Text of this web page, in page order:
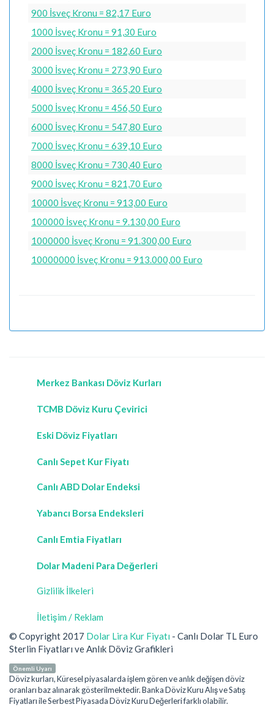
900 İsveç Kronu = 82,17 Euro
1000 İsveç Kronu = 91,30 Euro
2000 İsveç Kronu = 182,60 Euro
3000 İsveç Kronu = 273,90 Euro
4000 İsveç Kronu = 365,20 Euro
5000 İsveç Kronu = 456,50 Euro
6000 İsveç Kronu = 547,80 Euro
7000 İsveç Kronu = 639,10 Euro
8000 İsveç Kronu = 730,40 Euro
9000 İsveç Kronu = 821,70 Euro
10000 İsveç Kronu = 913,00 Euro
100000 İsveç Kronu = 9.130,00 Euro
1000000 İsveç Kronu = 91.300,00 Euro
10000000 İsveç Kronu = 913.000,00 Euro
Merkez Bankası Döviz Kurları
TCMB Döviz Kuru Çevirici
Eski Döviz Fiyatları
Canlı Sepet Kur Fiyatı
Canlı ABD Dolar Endeksi
Yabancı Borsa Endeksleri
Canlı Emtia Fiyatları
Dolar Madeni Para Değerleri
Gizlilik İlkeleri
İletişim / Reklam
© Copyright 2017 Dolar Lira Kur Fiyatı - Canlı Dolar TL Euro
Sterlin Fiyatları ve Anlık Döviz Grafikleri
Önemli Uyarı
Döviz kurları, Küresel piyasalarda işlem gören ve anlık değişen döviz
oranları baz alınarak gösterilmektedir. Banka Döviz Kuru Alış ve Satış
Fiyatları ile Serbest Piyasada Döviz Kuru Değerleri farklı olabilir.